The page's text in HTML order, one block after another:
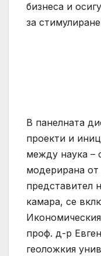
бизнеса и
за
В панелната
проекти и
между наука –
модерирана
представител
камара, се
проф. д-р
геоложкия